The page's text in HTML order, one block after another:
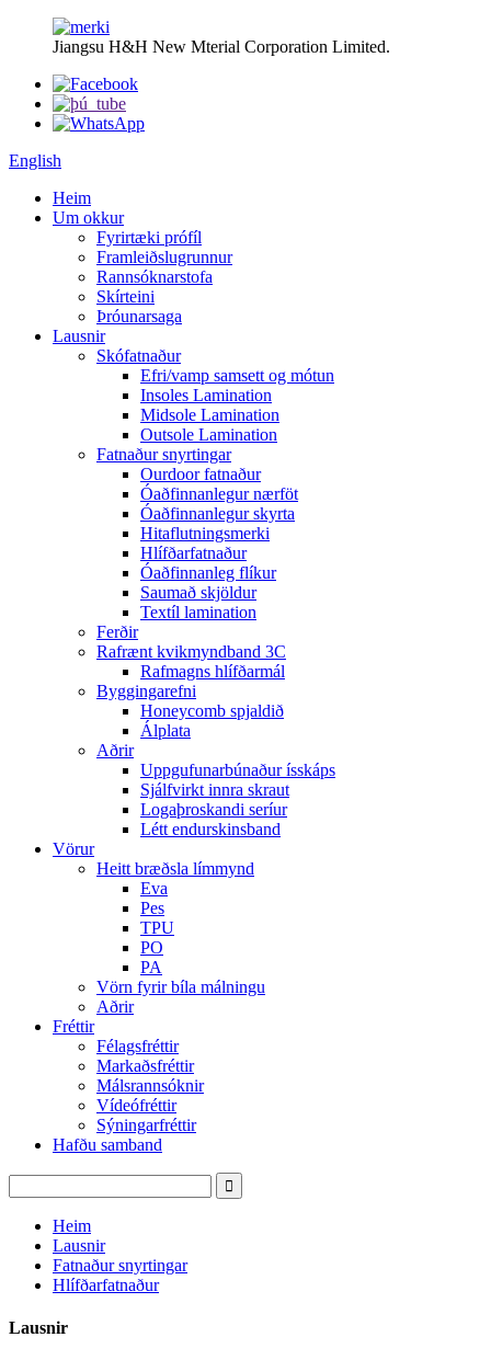
Jiangsu H&H New Mterial Corporation Limited.
English
Heim
Um okkur
Fyrirtæki prófíl
Framleiðslugrunnur
Rannsóknarstofa
Skírteini
Þróunarsaga
Lausnir
Skófatnaður
Efri/vamp samsett og mótun
Insoles Lamination
Midsole Lamination
Outsole Lamination
Fatnaður snyrtingar
Ourdoor fatnaður
Óaðfinnanlegur nærföt
Óaðfinnanlegur skyrta
Hitaflutningsmerki
Hlífðarfatnaður
Óaðfinnanleg flíkur
Saumað skjöldur
Textíl lamination
Ferðir
Rafrænt kvikmyndband 3C
Rafmagns hlífðarmál
Byggingarefni
Honeycomb spjaldið
Álplata
Aðrir
Uppgufunarbúnaður ísskáps
Sjálfvirkt innra skraut
Logaþroskandi seríur
Létt endurskinsband
Vörur
Heitt bræðsla límmynd
Eva
Pes
TPU
PO
PA
Vörn fyrir bíla málningu
Aðrir
Fréttir
Félagsfréttir
Markaðsfréttir
Málsrannsóknir
Vídeófréttir
Sýningarfréttir
Hafðu samband
Heim
Lausnir
Fatnaður snyrtingar
Hlífðarfatnaður
Lausnir